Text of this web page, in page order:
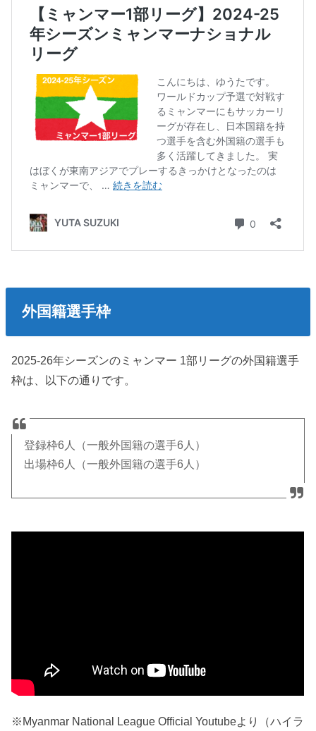
外国籍選手枠
2025-26年シーズンのミャンマー 1部リーグの外国籍選手
枠は、以下の通りです。
登録枠6人（一般外国籍の選手6人）
出場枠6人（一般外国籍の選手6人）
※Myanmar National League Official Youtubeより（ハイラ